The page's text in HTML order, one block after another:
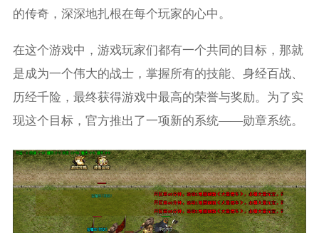
的传奇，深深地扎根在每个玩家的心中。
在这个游戏中，游戏玩家们都有一个共同的目标，那就
是成为一个伟大的战士，掌握所有的技能、身经百战、
历经千险，最终获得游戏中最高的荣誉与奖励。为了实
现这个目标，官方推出了一项新的系统——勋章系统。